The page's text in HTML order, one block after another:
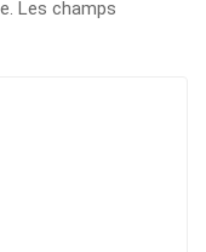
Les champs